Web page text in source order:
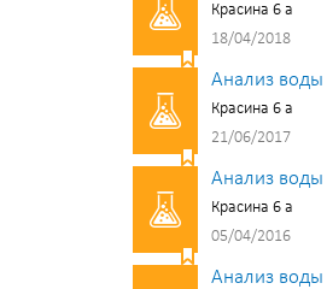
Красина 6 а
18/04/2018
Анализ воды
Красина 6 а
21/06/2017
Анализ воды
Красина 6 а
05/04/2016
Анализ воды